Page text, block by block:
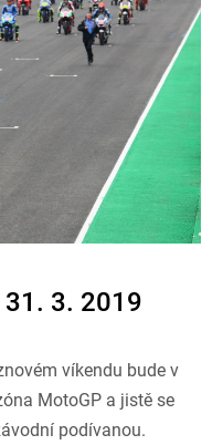
3. 2019
víkendu bude v
MotoGP a jistě se
podívanou.